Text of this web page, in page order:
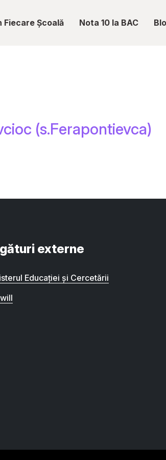
Fiecare Școală Nota 10 la BAC
(s.Ferapontievca)
externe
Educației și Cercetării